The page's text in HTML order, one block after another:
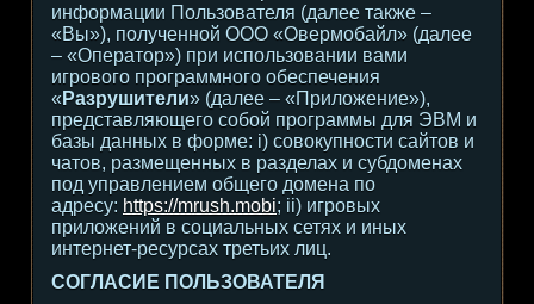
информации Пользователя (далее также –
«Вы»), полученной ООО «Овермобайл» (далее
– «Оператор») при использовании вами
игрового программного обеспечения
«Разрушители» (далее – «Приложение»),
представляющего собой программы для ЭВМ и
базы данных в форме: i) совокупности сайтов и
чатов, размещенных в разделах и субдоменах
под управлением общего домена по
адресу: https://mrush.mobi; ii) игровых
приложений в социальных сетях и иных
интернет-ресурсах третьих лиц.
СОГЛАСИЕ ПОЛЬЗОВАТЕЛЯ